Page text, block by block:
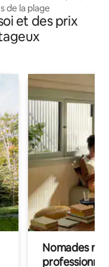
de la plage
et des prix
Nomades